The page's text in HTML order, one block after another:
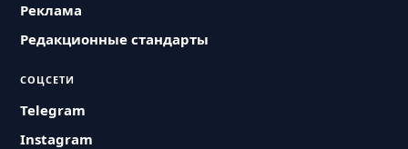
Реклама
Редакционные стандарты
СОЦСЕТИ
Telegram
Instagram